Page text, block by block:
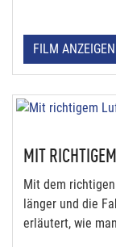
FILM ANZEIGEN
MIT
Mit dem
länger und die
erläutert, wie